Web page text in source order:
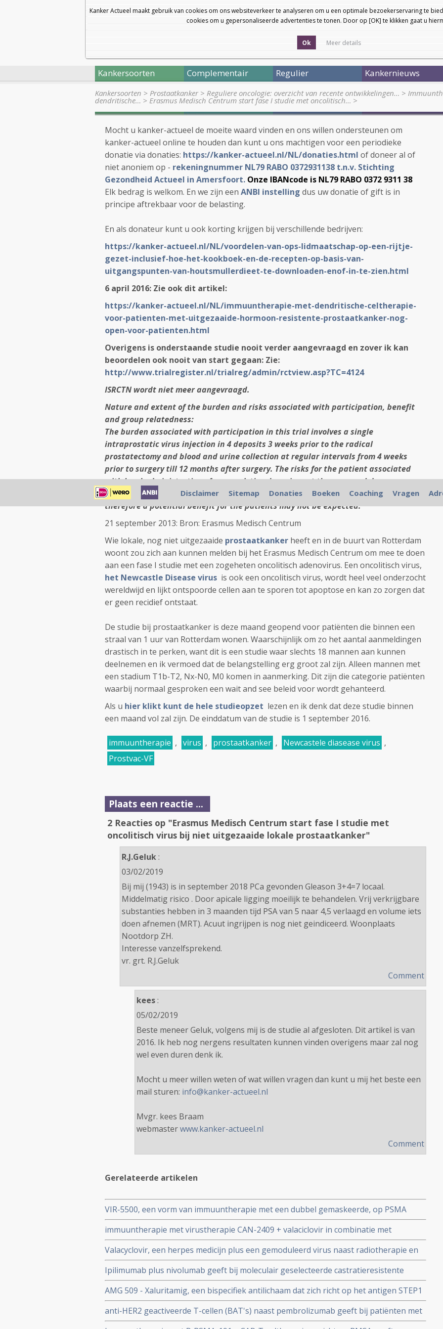
Kanker Actueel maakt gebruik van cookies om ons websiteverkeer te analyseren om u een optimale bezoekerservaring te
cookies om u gepersonaliseerde advertenties te tonen. Door op [OK] te klikken gaat u
Ok Meer details
Kankersoorten Complementair Regulier Kankernieuws
Kankersoorten > Prostaatkanker> Reguliere oncologie: overzicht van recente ontwikkelingen… >
dendritische… > Erasmus Medisch Centrum start fase I studie met oncolitisch… >
Mocht u kanker-actueel de moeite waard vinden en ons willen ondersteunen om
kanker-actueel online te houden dan kunt u ons machtigen voor een periodieke
donatie via donaties: https://kanker-actueel.nl/NL/donaties.html of doneer al of
niet anoniem op - rekeningnummer NL79 RABO 0372931138 t.n.v. Stichting
Gezondheid Actueel in Amersfoort. Onze IBANcode is NL79 RABO 0372 9311 38
Elk bedrag is welkom. En we zijn een ANBI instelling dus uw donatie of gift is in
principe aftrekbaar voor de belasting.
En als donateur kunt u ook korting krijgen bij verschillende bedrijven:
https://kanker-actueel.nl/NL/voordelen-van-ops-lidmaatschap-op-een-rijtje-
gezet-inclusief-hoe-het-kookboek-en-de-recepten-op-basis-van-
uitgangspunten-van-houtsmullerdieet-te-downloaden-enof-in-te-zien.html
6 april 2016: Zie ook dit artikel:
https://kanker-actueel.nl/NL/immuuntherapie-met-dendritische-celtherapie-
voor-patienten-met-uitgezaaide-hormoon-resistente-prostaatkanker-nog-
open-voor-patienten.html
Overigens is onderstaande studie nooit verder aangevraagd en zover ik kan
beoordelen ook nooit van start gegaan: Zie:
http://www.trialregister.nl/trialreg/admin/rctview.asp?TC=4124
ISRCTN wordt niet meer aangevraagd.
Nature and extent of the burden and risks associated with participation, benefit
and group relatedness:
The burden associated with participation in this trial involves a single
intraprostatic virus injection in 4 deposits 3 weeks prior to the radical
prostatectomy and blood and urine collection at regular intervals from 4 weeks
prior to surgery till 12 months after surgery. The risks for the patient associated
with local administration of an oncolytic adenovirus at the proposed dosages are
considered negligible. There are no clinical data for Ad[I/PPT-E1A]available yet and
therefore a potential benefit for the patients may not be expected.
21 september 2013: Bron: Erasmus Medisch Centrum
Wie lokale, nog niet uitgezaaide prostaatkanker heeft en in de buurt van Rotterdam
woont zou zich aan kunnen melden bij het Erasmus Medisch Centrum om mee te doen
aan een fase I studie met een zogeheten oncolitisch adenovirus. Een oncolitisch virus,
het Newcastle Disease virus is ook een oncolitisch virus, wordt heel veel onderzocht
wereldwijd en lijkt ontspoorde cellen aan te sporen tot apoptose en kan zo zorgen dat
er geen recidief ontstaat.
De studie bij prostaatkanker is deze maand geopend voor patiënten die binnen een
straal van 1 uur van Rotterdam wonen. Waarschijnlijk om zo het aantal aanmeldingen
drastisch in te perken, want dit is een studie waar slechts 18 mannen aan kunnen
deelnemen en ik vermoed dat de belangstelling erg groot zal zijn. Alleen mannen met
een stadium T1b-T2, Nx-N0, M0 komen in aanmerking. Dit zijn die categorie patiënten
waarbij normaal gesproken een wait and see beleid voor wordt gehanteerd.
Als u hier klikt kunt de hele studieopzet lezen en ik denk dat deze studie binnen
een maand vol zal zijn. De einddatum van de studie is 1 september 2016.
immuuntherapie , virus , prostaatkanker , Newcastele diasease virus ,
Prostvac-VF
Plaats een reactie ...
2 Reacties op "Erasmus Medisch Centrum start fase I studie met
oncolitisch virus bij niet uitgezaaide lokale prostaatkanker"
R.J.Geluk:
03/02/2019
Bij mij (1943) is in september 2018 PCa gevonden Gleason 3+4=7 locaal.
Middelmatig risico . Door apicale ligging moeilijk te behandelen. Vrij verkrijgbare
substanties hebben in 3 maanden tijd PSA van 5 naar 4,5 verlaagd en volume iets
doen afnemen (MRT). Acuut ingrijpen is nog niet geindiceerd. Woonplaats
Nootdorp ZH.
Interesse vanzelfsprekend.
vr. grt. R.J.Geluk
Comment
kees:
05/02/2019
Beste meneer Geluk, volgens mij is de studie al afgesloten. Dit artikel is van
2016. Ik heb nog nergens resultaten kunnen vinden overigens maar zal nog
wel even duren denk ik.
Mocht u meer willen weten of wat willen vragen dan kunt u mij het beste een
mail sturen: info@kanker-actueel.nl
Mvgr. kees Braam
webmasterwww.kanker-actueel.nl
Comment
Gerelateerde artikelen
VIR-5500, een vorm van immuuntherapie met een dubbel gemaskeerde, op PSMA
gerichte bispecifieke PRO-XTEN T-celactivator geeft uitstekende resultaten bij
patienten met hormoonresistente uitgezaaide prostaatkanker
immuuntherapie met virustherapie CAN-2409 + valaciclovir in combinatie met
radiotherapie geeft langere overal overleving + 30 procent en minder recidieven voor
patienten met nieuwe diagnose van gelokaliseerde prostaatkanker
Valacyclovir, een herpes medicijn plus een gemoduleerd virus naast radiotherapie en
met of zonder hormoontherapie bij prostaatkankerpatienten geeft betere overleving
(plus 20 procent) in vergelijking met historische statististische cijfers
Ipilimumab plus nivolumab geeft bij moleculair geselecteerde castratieresistente
prostaatkankerpatienten met gevorderde ziekte zeer goede respons en lange
ziekteprogressievrije tijd bij patienten met mismatch repair deficiency
AMG 509 - Xaluritamig, een bispecifiek antilichaam dat zich richt op het antigen STEP1
geeft bij zwaar voorbehandelde prostaatkankerpatienten hoopvolle resultaten
anti-HER2 geactiveerde T-cellen (BAT's) naast pembrolizumab geeft bij patiënten met
vergevorderde uitgezaaide hormoonresistente prostaatkanker alsnog goede
Disclaimer Sitemap Donaties Boeken Coaching Vragen